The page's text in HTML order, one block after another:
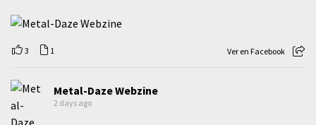
3 1 Ver en Facebook
Metal-Daze Webzine
2 days ago